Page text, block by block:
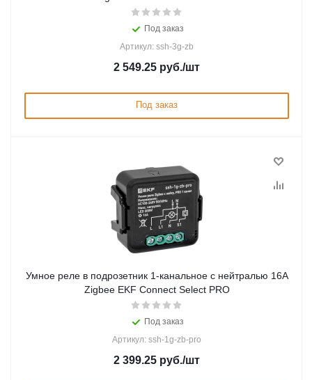
Под заказ
Артикул: ssh-3g-zb
2 549.25 руб./шт
Под заказ
Умное реле в подрозетник 1-канальное с нейтралью 16А
Zigbee EKF Connect Select PRO
Под заказ
Артикул: ssh-1g-zb-pro
2 399.25 руб./шт